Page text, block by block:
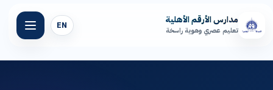
مدارس الأرقم الأهلية
تعليم عصري وهوية راسخة EN